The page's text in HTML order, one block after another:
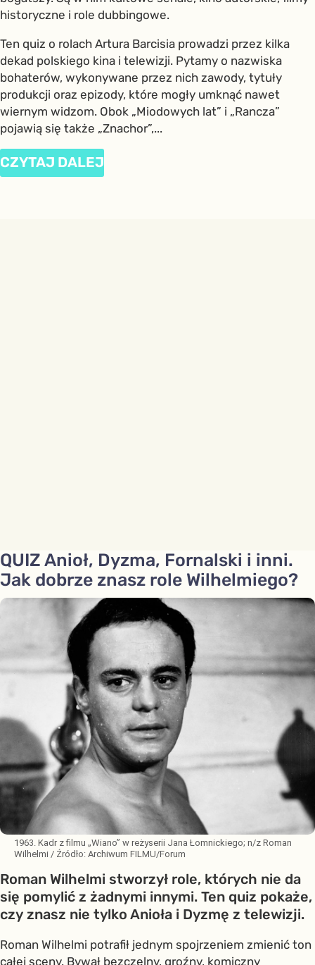
historyczne i role dubbingowe.
Ten quiz o rolach Artura Barcisia prowadzi przez kilka
dekad polskiego kina i telewizji. Pytamy o nazwiska
bohaterów, wykonywane przez nich zawody, tytuły
produkcji oraz epizody, które mogły umknąć nawet
wiernym widzom. Obok „Miodowych lat” i „Rancza”
pojawią się także „Znachor”,...
CZYTAJ DALEJ
QUIZ Anioł, Dyzma, Fornalski i inni.
Jak dobrze znasz role Wilhelmiego?
1963. Kadr z filmu „Wiano” w reżyserii Jana Łomnickiego; n/z Roman
Wilhelmi / Źródło: Archiwum FILMU/Forum
Roman Wilhelmi stworzył role, których nie da
się pomylić z żadnymi innymi. Ten quiz pokaże,
czy znasz nie tylko Anioła i Dyzmę z telewizji.
Roman Wilhelmi potrafił jednym spojrzeniem zmienić ton
całej sceny. Bywał bezczelny, groźny, komiczny